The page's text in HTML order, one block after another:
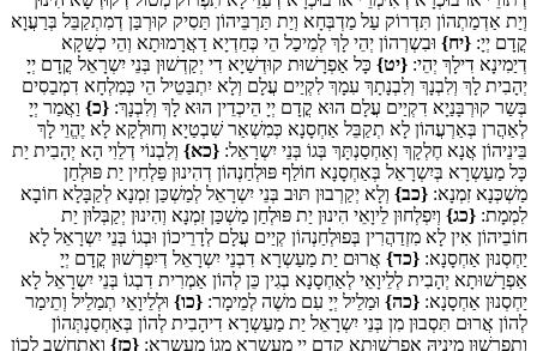
וְיַת אַדְמַתְהוֹן תִּדְרוֹק עַל מַדְבְּחָא וְיַת תַּרְבֵּיהוֹן תַּסִיק קוּרְבַּן דְמִתְקַבֵּל בְּרַעֲוָא
קֳדָם יְיָ: {יח} וּבִשְרְהוֹן יְהֵי לָךְ לְמֵיכַל הֵי כְּחַדְיָא דַאֲרָמוּתָא וְהֵי כְשַׁקָא
דְיַמִינָא דִילָךְ יְהֵי: {יט} כָּל אַפְרָשׁוּת קוּדְשַׁיָא דִי יְקַדְשׁוּן בְּנֵי יִשְרָאֵל קֳדָם יְיָ
יְהָבִית לָךְ וְלִבְנָךְ וְלִבְנָתָךְ עִמָךְ לִקְיַים עֲלָם וְלָא יִתְבַּטֵיל הֵי כְּמִלְחָא דִמְבַסִים
בְּשַר קוּרְבָּנַיָא דִקְיַים עֲלָם הוּא קֳדָם יְיָ הֵיכְדֵין הוּא לָךְ וְלִבְנָךְ: {כ} וַאֲמַר יְיָ
לְאַהֲרן בְּאַרְעֲהוֹן לָא תְקַבֵּל אַחְסָנָא כְּמִשְׁאַר שִׁבְטַיָא וְחוּלְקָא לָא יֶהֱוֵי לָךְ
בֵּינֵיהוֹן אֲנָא חֶלְקָךְ וְאַחְסַנְתָּךְ בְּגוֹ בְּנֵי יִשְרָאֵל: {כא} וְלִבְנוֹי דְלֵוִי הָא יְהָבִית יַת
כָּל מַעַשְרָא בְּיִשְרָאֵל בְּאַחְסָנָא חוֹלַף פּוּלְחַנְהוֹן דְהִינוּן פַּלְחִין יַת פּוּלְחַן
מַשְׁכְּנָא זִמְנָא: {כב} וְלָא יְקַרְבוּן תּוּב בְּנֵי יִשְרָאֵל לְמַשְׁכַּן זִמְנָא לְקַבָּלָא חוֹבָא
לִמְמָת: {כג} וְיִפְלְחוּן לֵיוָאֵי הִינוּן יַת פּוּלְחַן מַשְׁכַּן זִמְנָא וְהִינוּן יְקַבְּלוּן יַת
חוֹבֵיהוֹן אִין לָא מִזְדַהֲרִין בְּפוּלְחַנְהוֹן קְיַים עֲלָם לְדָרֵיכוֹן וּבְגוֹ בְּנֵי יִשְרָאֵל לָא
יַחְסְנוּן אַחְסָנָא: {כד} אֲרוּם יַת מַעַשְרָא דִבְנֵי יִשְרָאֵל דְיִפְרְשׁוּן קֳדָם יְיָ
אַפְרָשׁוּתָא יְהָבִית לְלֵיוָאֵי לְאַחְסָנָא בְגִין כֵּן לְהוֹן אַמְרִית דִבְגוֹ בְּנֵי יִשְרָאֵל לָא
יַחְסְנוּן אַחְסָנָא: {כה} וּמַלֵיל יְיָ עִם משֶׁה לְמֵימָר: {כו} וּלְלֵיוָאֵי תְמַלֵיל וְתֵימַר
לְהוֹן אֲרוּם תִּסְבוּן מִן בְּנֵי יִשְרָאֵל יַת מַעַשְרָא דִיהָבִית לְהוֹן בְּאַחְסַנְתְּהוֹן
וְתִפְרְשׁוּן מִינֵיהּ אַפְרָשׁוּתָא קֳדָם יְיָ מַעַשְרָא מִגוֹ מַעַשְרָא: {כז} וְאִתְחַשָׁב לְכוֹן